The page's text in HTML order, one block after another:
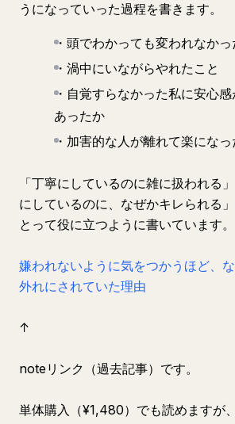
うになっていった過程を書きます。
・頭でわかっても変われなかっ
・渦中にいながらやれたこと
・自覚すらなかった私に安心
あったか
・加害的な人が離れて楽になっ
「丁寧にしているのに雑に扱われる
にしているのに、なぜかキレられる
とって役に立つように書いています。
嫌われないように気をつかうほど、
外れにされていた理由
↑
noteリンク（過去記事）です。
単体購入（¥1,480）でも読めますが